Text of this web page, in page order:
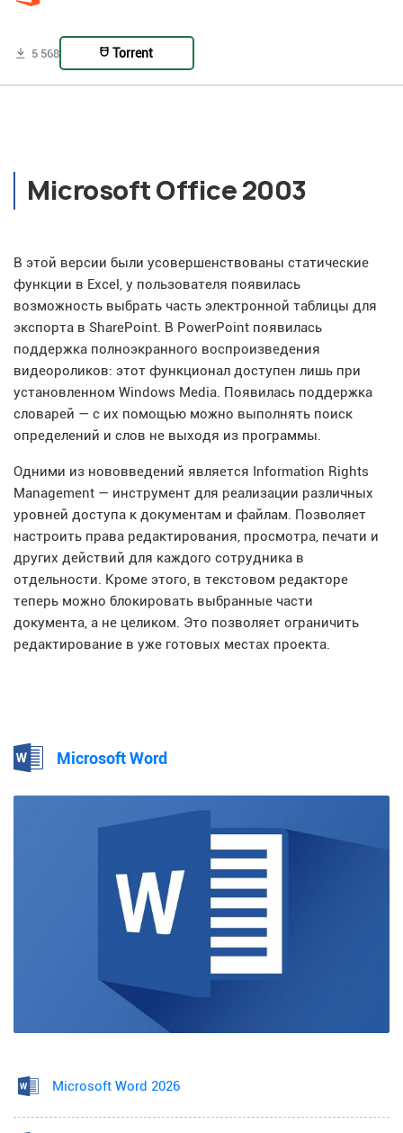
5 568 Torrent
Microsoft Office 2003
В этой версии были усовершенствованы статические
функции в Excel, у пользователя появилась
возможность выбрать часть электронной таблицы для
экспорта в SharePoint. В PowerPoint появилась
поддержка полноэкранного воспроизведения
видеороликов: этот функционал доступен лишь при
установленном Windows Media. Появилась поддержка
словарей — с их помощью можно выполнять поиск
определений и слов не выходя из программы.
Одними из нововведений является Information Rights
Management — инструмент для реализации различных
уровней доступа к документам и файлам. Позволяет
настроить права редактирования, просмотра, печати и
других действий для каждого сотрудника в
отдельности. Кроме этого, в текстовом редакторе
теперь можно блокировать выбранные части
документа, а не целиком. Это позволяет ограничить
редактирование в уже готовых местах проекта.
Microsoft Word
Microsoft Word 2026